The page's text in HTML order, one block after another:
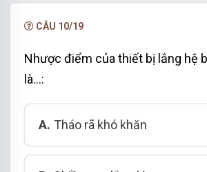
CÂU 10/19
Nhược điểm của thiết bị lắng hệ
là…:
A. Tháo rã khó khăn